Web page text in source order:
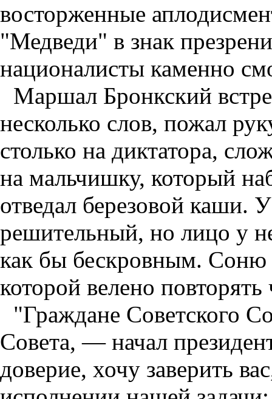
восторженные
"Медведи" в знак
националисты каменно
Маршал Бронкский
несколько слов, пожал
столько на диктатора,
на мальчишку, который
отведал березовой каши.
решительный, но лицо у
как бы бескровным. Соню
которой велено
"Граждане Советского
Совета, — начал
доверие, хочу заверить